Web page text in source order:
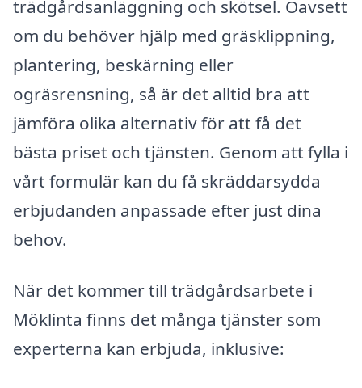
trädgårdsanläggning och skötsel. Oavsett
om du behöver hjälp med gräsklippning,
plantering, beskärning eller
ogräsrensning, så är det alltid bra att
jämföra olika alternativ för att få det
bästa priset och tjänsten. Genom att fylla i
vårt formulär kan du få skräddarsydda
erbjudanden anpassade efter just dina
behov.
När det kommer till trädgårdsarbete i
Möklinta finns det många tjänster som
experterna kan erbjuda, inklusive: